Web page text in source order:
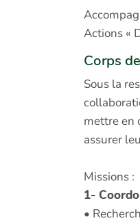
Actions «
Corps
Sous la
mettre en
assurer
Missions :
1-
•